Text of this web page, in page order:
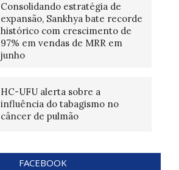
Consolidando estratégia de
expansão, Sankhya bate recorde
histórico com crescimento de
97% em vendas de MRR em
junho
HC-UFU alerta sobre a
influência do tabagismo no
câncer de pulmão
FACEBOOK